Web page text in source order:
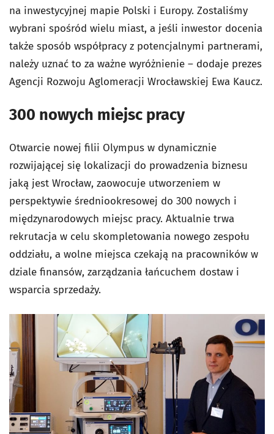
na inwestycyjnej mapie Polski i Europy. Zostaliśmy
wybrani spośród wielu miast, a jeśli inwestor docenia
także sposób współpracy z potencjalnymi partnerami,
należy uznać to za ważne wyróżnienie – dodaje prezes
Agencji Rozwoju Aglomeracji Wrocławskiej Ewa Kaucz.
300 nowych miejsc pracy
Otwarcie nowej filii Olympus w dynamicznie
rozwijającej się lokalizacji do prowadzenia biznesu
jaką jest Wrocław, zaowocuje utworzeniem w
perspektywie średniookresowej do 300 nowych i
międzynarodowych miejsc pracy. Aktualnie trwa
rekrutacja w celu skompletowania nowego zespołu
oddziału, a wolne miejsca czekają na pracowników w
dziale finansów, zarządzania łańcuchem dostaw i
wsparcia sprzedaży.